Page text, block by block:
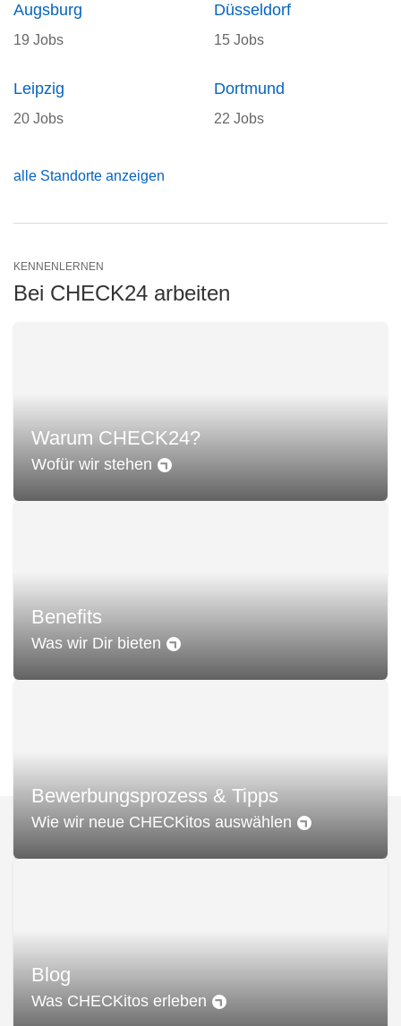
Dortmund
22 Jobs
Leipzig
20 Jobs
Augsburg
19 Jobs
Düsseldorf
15 Jobs
alle Standorte anzeigen
KENNENLERNEN
Bei CHECK24 arbeiten
Warum CHECK24?
Wofür wir stehen
Benefits
Was wir Dir bieten
Bewerbungsprozess & Tipps
Wie wir neue CHECKitos auswählen
Blog
Was CHECKitos erleben